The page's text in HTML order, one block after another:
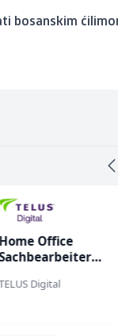
bosanskim
Home Office
bekannten
Digital